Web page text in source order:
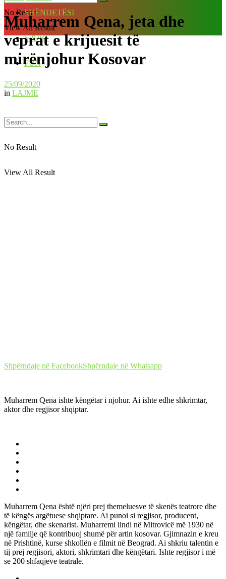
No Result
View All Result
SHËNDETËSI
SPORT
FUN
No Result
View All Result
Muharrem Qena, jeta dhe
veprat e krijuesit të
mirënjohur Kosovar
25/09/2020
in LAJME
Shpërndaje në FacebookShpërndaje në Whatsapp
Muharrem Qena ishte këngëtar i njohur. Ai ishte edhe shkrimtar,
aktor dhe regjisor shqiptar.
Muharrem Qena është njëri prej themeluesve të skenës teatrore dhe
të këngës argëtuese shqiptare. Ai punoi si regjisor, producent,
këngëtar, dhe skenarist. Muharremi lindi në Mitrovicë më 1930 në
një familje që kontribuoj shumë për artin kosovar. Gjimnazin e kreu
në Prishtinë, kurse shkollën e filmit në Beograd. Ai shkriu talentin e
tij prej regjisori, aktori, shkrimtari dhe këngëtari. Ishte regjisor i më
se 200 shfaqjeve teatrale.